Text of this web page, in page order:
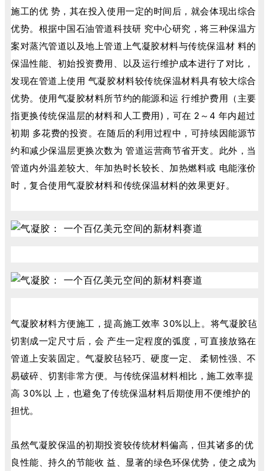
施工的优 势，其在投入使用一定的时间后，就会体现出综合
优势。根据中国石油管道科技研 究中心研究，将三种保温方
案对蒸汽管道以及地上管道上气凝胶材料与传统保温材 料的
保温性能、初始投资费用、以及运行维护成本进行了对比，
发现在管道上使用 气凝胶材料较传统保温材料具有较大综合
优势。使用气凝胶材料所节约的能源和运 行维护费用（主要
指更换传统保温层的材料和人工费用)，可在 2～4 年内超过
初期 多花费的投资。在随后的利用过程中，可持续因能源节
约和减少保温层更换次数为 管道运营商节省开支。此外，当
管道内外温差较大、年加热时长较长、加热燃料或 电能涨价
时，复合使用气凝胶材料和传统保温材料的效果更好。
气凝胶材料方便施工，提高施工效率 30%以上。将气凝胶毡
切割成一定尺寸后，会 产生一定程度的弧度，可直接放臵在
管道上安装固定。气凝胶毡轻巧、硬度一定、 柔韧性强、不
易破碎、切割非常方便。与传统保温材料相比，施工效率提
高 30%以 上，也避免了传统保温材料后期使用不便维护的
担忧。
虽然气凝胶保温的初期投资较传统材料偏高，但其诸多的优
良性能、持久的节能收 益、显著的绿色环保优势，使之成为